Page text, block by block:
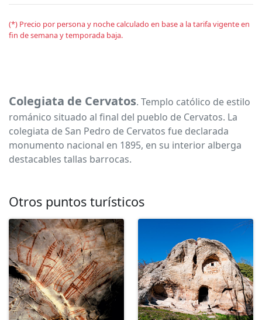
(*) Precio por persona y noche calculado en base a la tarifa vigente en
fin de semana y temporada baja.
Colegiata de Cervatos. Templo católico de estilo
románico situado al final del pueblo de Cervatos. La
colegiata de San Pedro de Cervatos fue declarada
monumento nacional en 1895, en su interior alberga
destacables tallas barrocas.
Otros puntos turísticos